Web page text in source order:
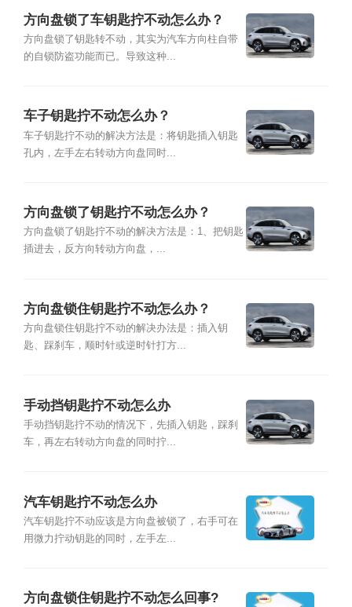
方向盘锁了车钥匙拧不动怎么办？
方向盘锁了钥匙转不动，其实为汽车方向柱自带
的自锁防盗功能而已。导致这种...
车子钥匙拧不动怎么办？
车子钥匙拧不动的解决方法是：将钥匙插入钥匙
孔内，左手左右转动方向盘同时...
方向盘锁了钥匙拧不动怎么办？
方向盘锁了钥匙拧不动的解决方法是：1、把钥匙
插进去，反方向转动方向盘，...
方向盘锁住钥匙拧不动怎么办？
方向盘锁住钥匙拧不动的解决办法是：插入钥
匙、踩刹车，顺时针或逆时针打方...
手动挡钥匙拧不动怎么办
手动挡钥匙拧不动的情况下，先插入钥匙，踩刹
车，再左右转动方向盘的同时拧...
汽车钥匙拧不动怎么办
汽车钥匙拧不动应该是方向盘被锁了，右手可在
用微力拧动钥匙的同时，左手左...
方向盘锁住钥匙拧不动怎么回事?